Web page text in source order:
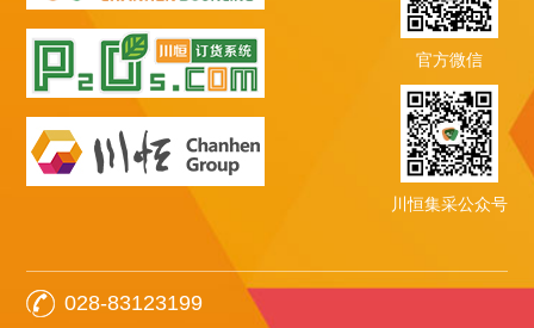
官方微信
川恒集采公众号
028-83123199